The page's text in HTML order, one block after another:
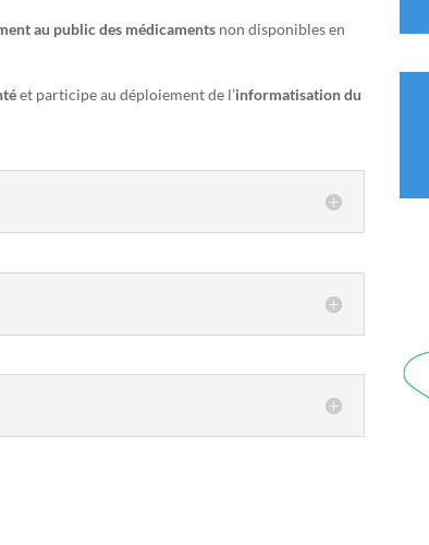
au public des médicamentsnon disponibles en
et participe au déploiement de l’informatisation du